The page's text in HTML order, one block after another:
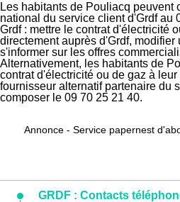
Les habitants de Pouliacq peuvent
national du service client d'Grdf au
Grdf : mettre le contrat d'électricité
directement auprès d'Grdf, modifier
s'informer sur les offres
Alternativement, les habitants de
contrat d'électricité ou de gaz à
fournisseur alternatif partenaire du
composer le 09 70 25 21 40.
Annonce - Service papernest
GRDF : Contacts